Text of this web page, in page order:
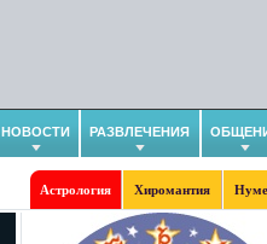
НОВОСТИ РАЗВЛЕЧЕНИЯ
Астрология Хиромантия